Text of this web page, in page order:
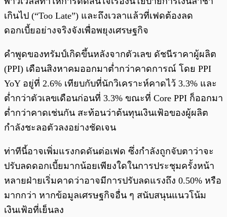
เกินไป (“Too Late”) และถึงเวลาแล้วที่เฟดต้องลด
ดอกเบี้ยอย่างจริงจังเพื่อพยุงเศรษฐกิจ
คำพูดของทรัมป์เกิดขึ้นหลังจากตัวเลข ดัชนีราคาผู้ผลิต
(PPI) เดือนสิงหาคมออกมาต่ำกว่าคาดการณ์ โดย PPI
YoY อยู่ที่ 2.6% เทียบกับที่นักวิเคราะห์คาดไว้ 3.3% และ
ต่ำกว่าตัวเลขเดือนก่อนที่ 3.3% ขณะที่ Core PPI ก็ออกมา
ต่ำกว่าคาดเช่นกัน สะท้อนว่าต้นทุนเงินเฟ้อของผู้ผลิต
กำลังชะลอตัวลงอย่างชัดเจน
ท่าทีนี้อาจเพิ่มแรงกดดันต่อเฟด ซึ่งกำลังถูกจับตาว่าจะ
ปรับลดดอกเบี้ยมากน้อยเพียงใดในการประชุมครั้งหน้า
หลายฝ่ายเริ่มคาดว่าอาจมีการปรับลดแรงถึง 0.50% หรือ
มากกว่า หากข้อมูลเศรษฐกิจอื่น ๆ สนับสนุนแนวโน้ม
เงินเฟ้อที่เย็นลง